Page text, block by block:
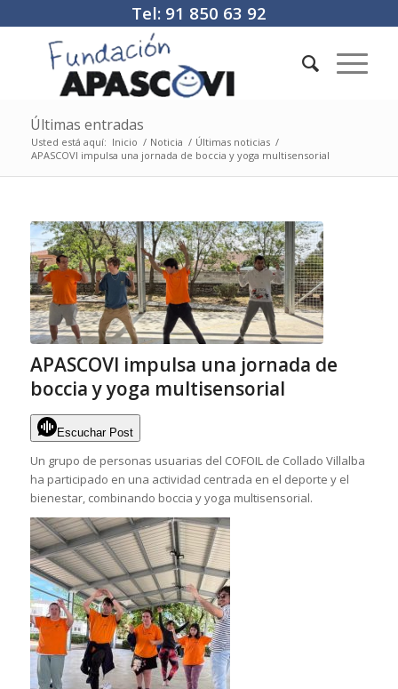
Tel: 91 850 63 92
Últimas entradas
Usted está aquí: Inicio / Noticia / Últimas noticias /
APASCOVI impulsa una jornada de boccia y yoga multisensorial
APASCOVI impulsa una jornada de
boccia y yoga multisensorial
Escuchar Post
Un grupo de personas usuarias del COFOIL de Collado Villalba
ha participado en una actividad centrada en el deporte y el
bienestar, combinando boccia y yoga multisensorial.